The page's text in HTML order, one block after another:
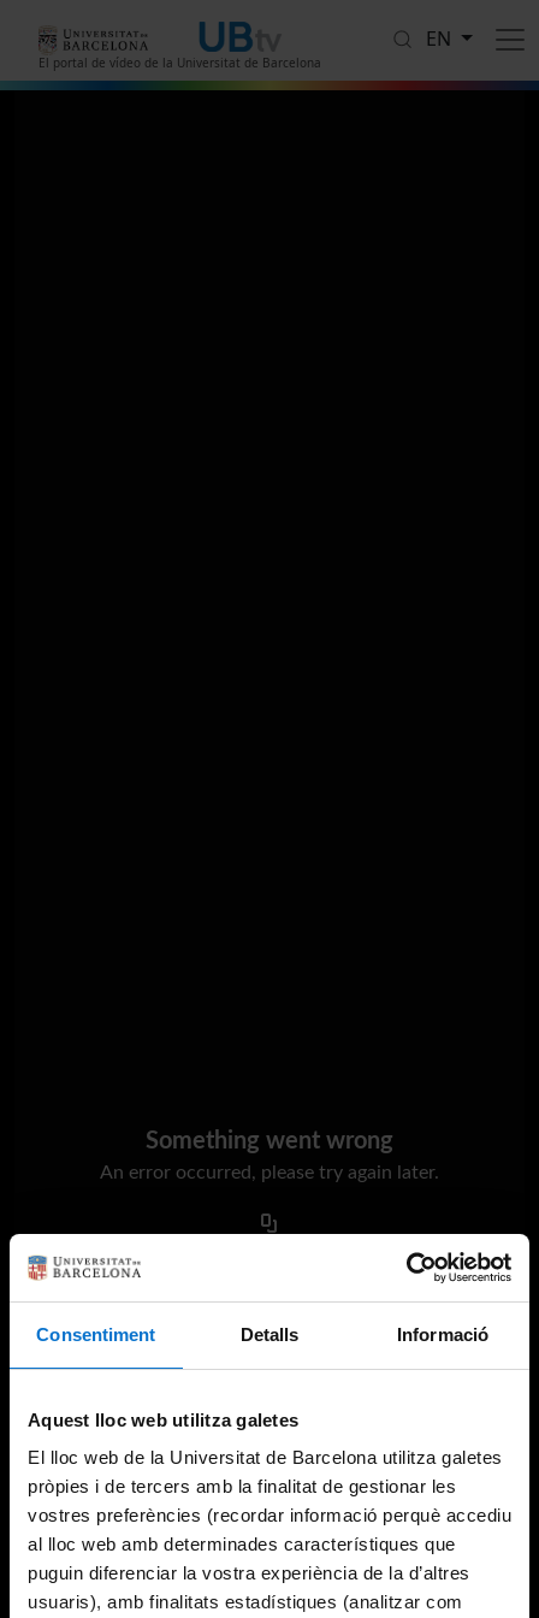
Consentiment Detalls Informació
Aquest lloc web utilitza galetes
El lloc web de la Universitat de Barcelona utilitza galetes
pròpies i de tercers amb la finalitat de gestionar les
vostres preferències (recordar informació perquè accediu
al lloc web amb determinades característiques que
puguin diferenciar la vostra experiència de la d’altres
usuaris), amb finalitats estadístiques (analitzar com
El portal de vídeo de la Universitat de Barcelona
EN
Something went wrong
An error occurred, please try again later.